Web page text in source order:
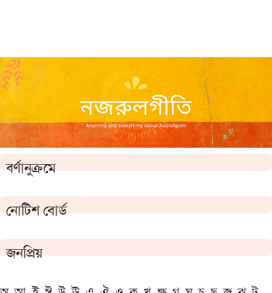
বর্ণানুক্রমে
নোটিশ বোর্ড
জনপ্রিয়